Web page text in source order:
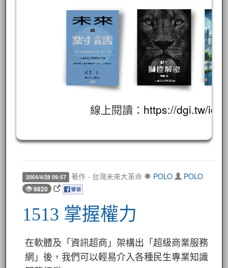
線上閱讀： https://dgi.tw/id/
2004/4/28 09:57 著作 - 台灣未來大革命 POLO POLO
9820
1513 掌握權力
在軟體及「資訊超商」架構出「超級商業服務
網」後，我們可以輕易介入各種民生專業知識